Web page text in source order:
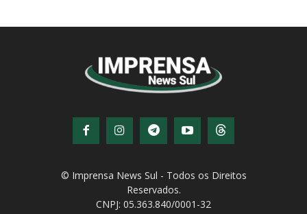
© Imprensa News Sul - Todos os Direitos
Reservados.
CNPJ: 05.363.840/0001-32